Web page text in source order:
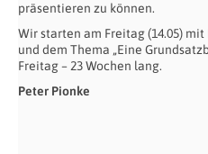
präsentieren zu können.
Wir starten am Freitag (14.05)
und dem Thema „Eine
Freitag – 23 Wochen lang.
Peter Pionke